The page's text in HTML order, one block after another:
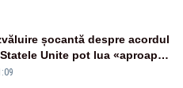
șocantă despre acordul
Unite pot lua «aproape
minele Ucrainei”